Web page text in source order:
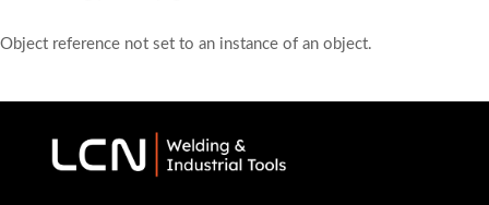
Object reference not set to an instance of an object.